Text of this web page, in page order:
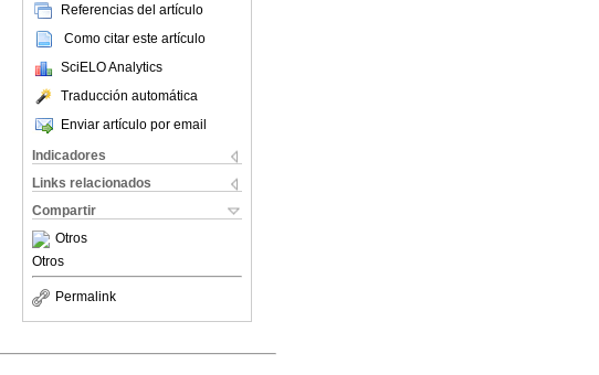
Referencias del artículo
Como citar este artículo
SciELO Analytics
Traducción automática
Enviar artículo por email
Indicadores
Links relacionados
Compartir
Otros
Otros
Permalink